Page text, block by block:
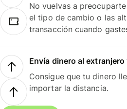
No vuelvas a
el tipo de cambio o las
transacción cuando
Envía dinero al
Consigue que tu dinero
importar la distancia.